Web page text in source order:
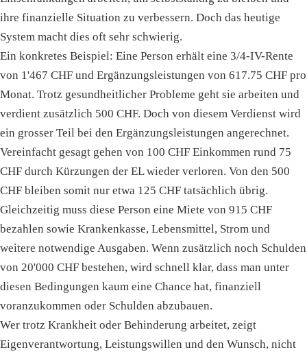
ihre finanzielle Situation zu verbessern. Doch das heutige
System macht dies oft sehr schwierig.
Ein konkretes Beispiel: Eine Person erhält eine 3/4-IV-Rente
von 1'467 CHF und Ergänzungsleistungen von 617.75 CHF pro
Monat. Trotz gesundheitlicher Probleme geht sie arbeiten und
verdient zusätzlich 500 CHF. Doch von diesem Verdienst wird
ein grosser Teil bei den Ergänzungsleistungen angerechnet.
Vereinfacht gesagt gehen von 100 CHF Einkommen rund 75
CHF durch Kürzungen der EL wieder verloren. Von den 500
CHF bleiben somit nur etwa 125 CHF tatsächlich übrig.
Gleichzeitig muss diese Person eine Miete von 915 CHF
bezahlen sowie Krankenkasse, Lebensmittel, Strom und
weitere notwendige Ausgaben. Wenn zusätzlich noch Schulden
von 20'000 CHF bestehen, wird schnell klar, dass man unter
diesen Bedingungen kaum eine Chance hat, finanziell
voranzukommen oder Schulden abzubauen.
Wer trotz Krankheit oder Behinderung arbeitet, zeigt
Eigenverantwortung, Leistungswillen und den Wunsch, nicht